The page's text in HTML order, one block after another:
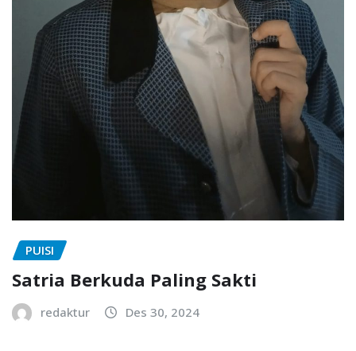
PUISI
Satria Berkuda Paling Sakti
redaktur Des 30, 2024